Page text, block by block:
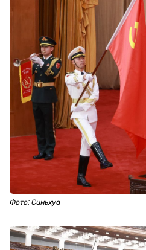
Фото: Синьхуа